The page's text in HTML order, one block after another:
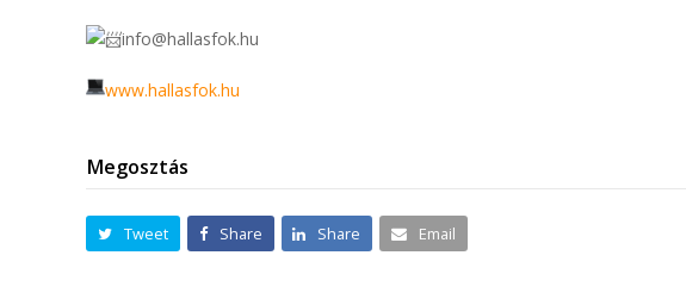
info@hallasfok.hu
www.hallasfok.hu
Megosztás
Tweet Share Share Email